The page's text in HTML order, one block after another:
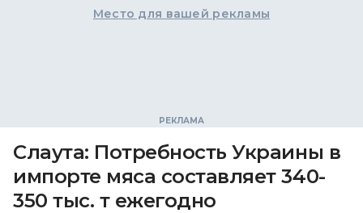
Место для вашей рекламы
Слаута: Потребность Украины в
импорте мяса составляет 340-
350 тыс. т ежегодно